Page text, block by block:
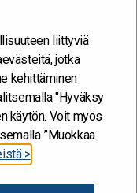
liittyviä
jotka
kehittäminen
"Hyväksy
käytön. Voit myös
”Muokkaa
>